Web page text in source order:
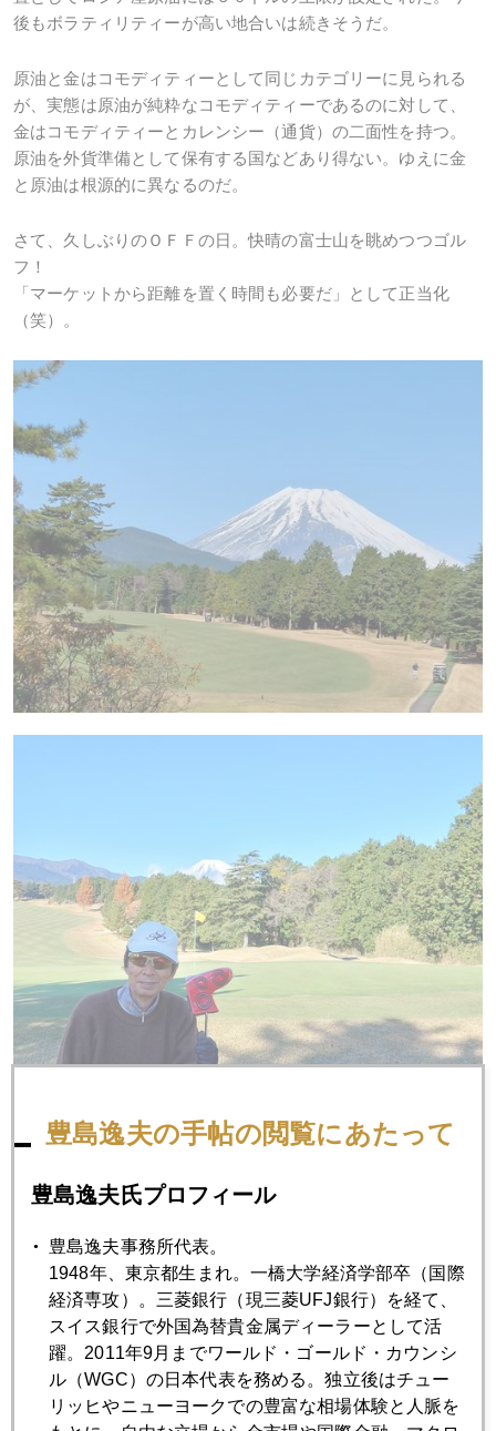
後もボラティリティーが高い地合いは続きそうだ。
原油と金はコモディティーとして同じカテゴリーに見られる
が、実態は原油が純粋なコモディティーであるのに対して、
金はコモディティーとカレンシー（通貨）の二面性を持つ。
原油を外貨準備として保有する国などあり得ない。ゆえに金
と原油は根源的に異なるのだ。
さて、久しぶりのＯＦＦの日。快晴の富士山を眺めつつゴル
フ！
「マーケットから距離を置く時間も必要だ」として正当化
（笑）。
2022年
1月 2月 3月 4月 5月 6月
7月 8月 9月 10月 11月 12月
豊島逸夫の手帖の閲覧にあたって
豊島逸夫氏プロフィール
豊島逸夫事務所代表。
1948年、東京都生まれ。一橋大学経済学部卒（国際
経済専攻）。三菱銀行（現三菱UFJ銀行）を経て、
スイス銀行で外国為替貴金属ディーラーとして活
躍。2011年9月までワールド・ゴールド・カウンシ
ル（WGC）の日本代表を務める。独立後はチュー
リッヒやニューヨークでの豊富な相場体験と人脈を